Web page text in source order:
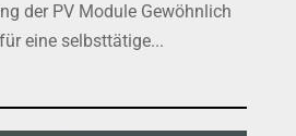
der PV Module Gewöhnlich
eine selbsttätige...